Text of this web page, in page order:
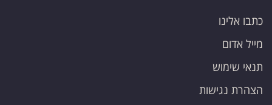
כתבו אלינו
מייל אדום
תנאי שימוש
הצהרת נגישות